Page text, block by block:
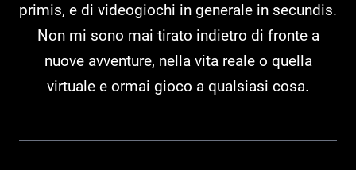
primis, e di videogiochi in generale in secundis.
Non mi sono mai tirato indietro di fronte a
nuove avventure, nella vita reale o quella
virtuale e ormai gioco a qualsiasi cosa.